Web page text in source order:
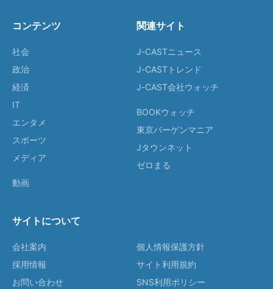
コンテンツ
社会
政治
経済
IT
エンタメ
スポーツ
メディア
動画
関連サイト
J-CASTニュース
J-CASTトレンド
J-CAST会社ウォッチ
BOOKウォッチ
東京バーゲンマニア
Jタウンネット
ゼロまる
サイトについて
会社案内
採用情報
お問い合わせ
個人情報保護方針
サイト利用規約
SNS利用ポリシー